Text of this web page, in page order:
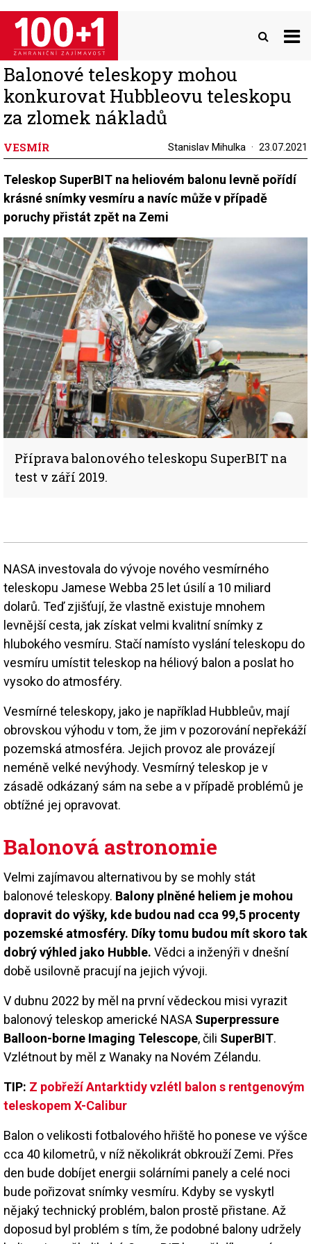
Přejít
hlavnímu
obsahu
Balonové teleskopy mohou
konkurovat Hubbleovu teleskopu
za zlomek nákladů
VESMÍR Stanislav Mihulka 23.07.2021
Teleskop SuperBIT na heliovém balonu levně pořídí
krásné snímky vesmíru a navíc může v případě
poruchy přistát zpět na Zemi
Příprava balonového teleskopu SuperBIT na
test v září 2019.
NASA investovala do vývoje nového vesmírného
teleskopu Jamese Webba 25 let úsilí a 10 miliard
dolarů. Teď zjišťují, že vlastně existuje mnohem
levnější cesta, jak získat velmi kvalitní snímky z
hlubokého vesmíru. Stačí namísto vyslání teleskopu do
vesmíru umístit teleskop na héliový balon a poslat ho
vysoko do atmosféry.
Vesmírné teleskopy, jako je například Hubbleův, mají
obrovskou výhodu v tom, že jim v pozorování nepřekáží
pozemská atmosféra. Jejich provoz ale provázejí
neméně velké nevýhody. Vesmírný teleskop je v
zásadě odkázaný sám na sebe a v případě problémů je
obtížné jej opravovat.
Balonová astronomie
Velmi zajímavou alternativou by se mohly stát
balonové teleskopy. Balony plněné heliem je mohou
dopravit do výšky, kde budou nad cca 99,5 procenty
pozemské atmosféry. Díky tomu budou mít skoro tak
dobrý výhled jako Hubble. Vědci a inženýři v dnešní
době usilovně pracují na jejich vývoji.
V dubnu 2022 by měl na první vědeckou misi vyrazit
balonový teleskop americké NASA Superpressure
Balloon-borne Imaging Telescope, čili SuperBIT.
Vzlétnout by měl z Wanaky na Novém Zélandu.
TIP: Z pobřeží Antarktidy vzlétl balon s rentgenovým
teleskopem X-Calibur
Balon o velikosti fotbalového hřiště ho ponese ve výšce
cca 40 kilometrů, v níž několikrát obkrouží Zemi. Přes
den bude dobíjet energii solárními panely a celé noci
bude pořizovat snímky vesmíru. Kdyby se vyskytl
nějaký technický problém, balon prostě přistane. Až
doposud byl problém s tím, že podobné balony udržely